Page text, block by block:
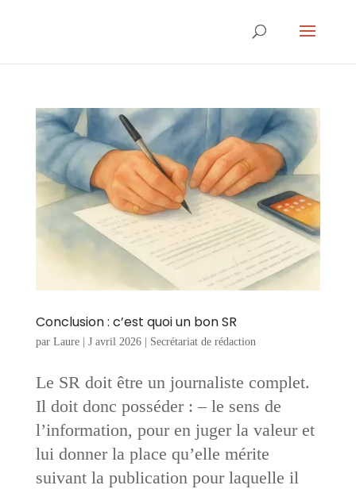
Conclusion : c’est quoi un bon SR
par Laure| J avril 2026| Secrétariat de rédaction
Le SR doit être un journaliste complet.
Il doit donc posséder : – le sens de
l’information, pour en juger la valeur et
lui donner la place qu’elle mérite
suivant la publication pour laquelle il